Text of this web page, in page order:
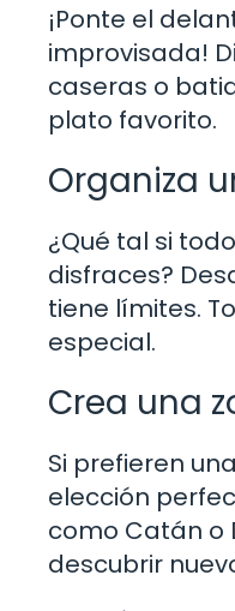
¡Ponte el
improvisada!
caseras o
plato favorito.
Organiza
¿Qué tal si
disfraces?
tiene límites.
especial.
Crea una
Si prefieren
elección
como Catán o
descubrir